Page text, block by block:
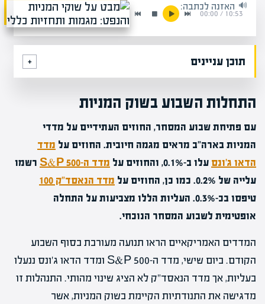
האזנה לכתבה:
10:53
/
00:00
תוכן עניינים
התחלות השבוע בשוק המניות
עם פתיחת שבוע המסחר, החוזים העתידיים על מדדי
המניות בארה"ב מראים מגמה חיובית. החוזים על מדד
הדאו ג'ונס עלו ב-0.1%, והחוזים על מדד ה-S&P 500
רשמו
עלייה של 0.2%. כמו כן, החוזים על
מדד הנאסד"ק 100
טיפסו בכ-0.3%. העליות הללו מצביעות על התחלה
אופטימית לשבוע המסחר הנוכחי.
המדדים האמריקאיים הראו תנועה מעורבת בסוף השבוע
הקודם. ביום שישי, מדד ה-S&P 500 ומדד הדאו ג'ונס ננעלו
בעליות, אך מדד הנאסד"ק לא הציג שינוי מהותי. התנהלות זו
מדגישה את התנודתיות הקיימת בשוק המניות, אשר